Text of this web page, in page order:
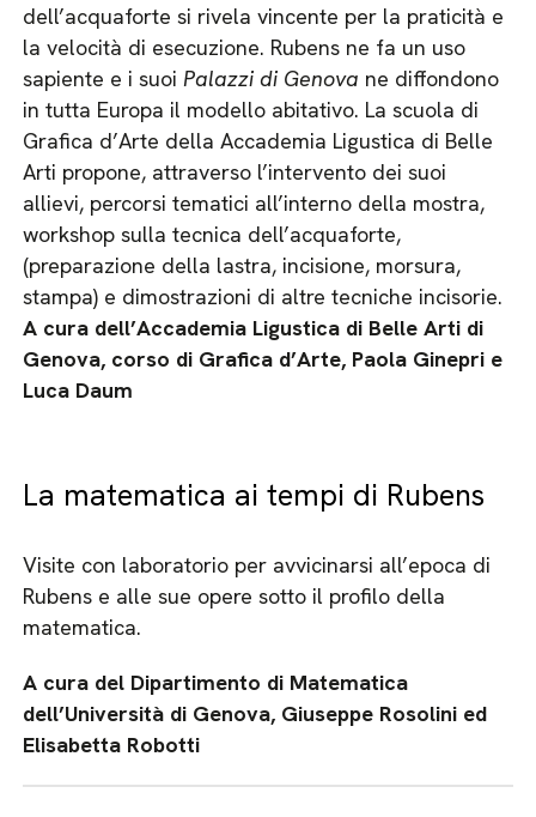
dell’acquaforte si rivela vincente per la praticità e
la velocità di esecuzione. Rubens ne fa un uso
sapiente e i suoiPalazzi di Genova ne diffondono
in tutta Europa il modello abitativo. La scuola di
Grafica d’Arte della Accademia Ligustica di Belle
Arti propone, attraverso l’intervento dei suoi
allievi, percorsi tematici all’interno della mostra,
workshop sulla tecnica dell’acquaforte,
(preparazione della lastra, incisione, morsura,
stampa) e dimostrazioni di altre tecniche incisorie.
A cura dell’Accademia Ligustica di Belle Arti di
Genova, corso di Grafica d’Arte, Paola Ginepri e
Luca Daum
La matematica ai tempi di Rubens
Visite con laboratorio per avvicinarsi all’epoca di
Rubens e alle sue opere sotto il profilo della
matematica.
A cura del Dipartimento di Matematica
dell’Università di Genova, Giuseppe Rosolini ed
Elisabetta Robotti